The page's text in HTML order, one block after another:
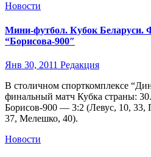
Новости
Мини-футбол. Кубок
“Борисова-900″
Янв 30, 2011 Редакция
В столичном спорткомплексе
финальный матч Кубка
Борисов-900 — 3:2 (Левус, 10,
37, Мелешко, 40).
Новости